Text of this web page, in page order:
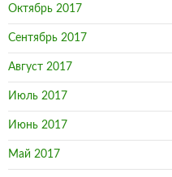
Октябрь 2017
Сентябрь 2017
Август 2017
Июль 2017
Июнь 2017
Май 2017